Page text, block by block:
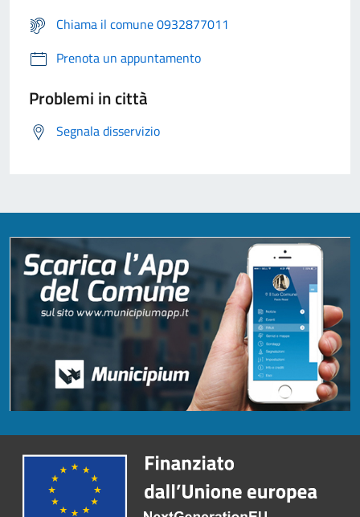
Chiama il comune 0932877011
Prenota un appuntamento
Problemi in città
Segnala disservizio